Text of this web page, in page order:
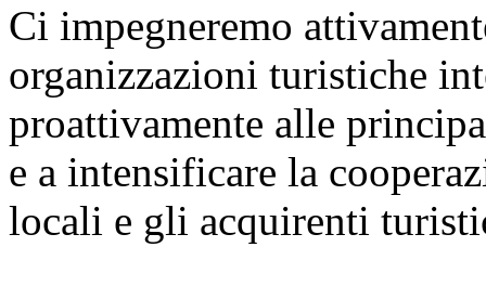
Ci impegneremo
organizzazioni turistiche
proattivamente alle
e a intensificare la
locali e gli acquirenti